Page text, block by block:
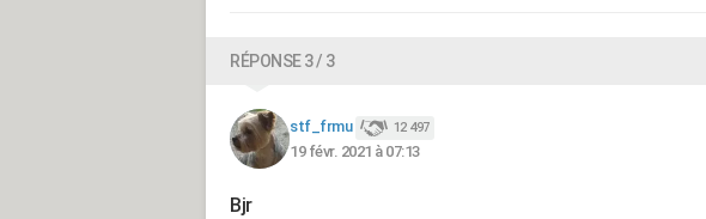
RÉPONSE 3 / 3
stf_frmu 12 497
19 févr. 2021 à 07:13
Bjr